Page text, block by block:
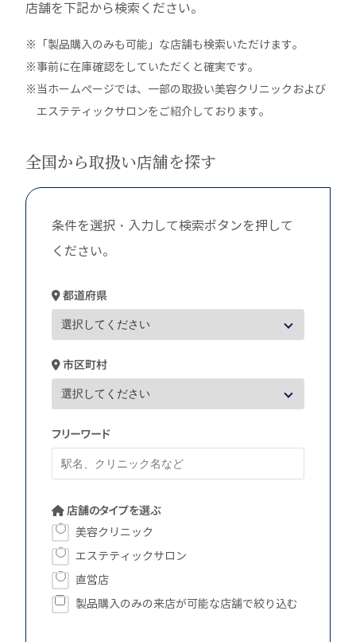
店舗を下記から検索ください。
※「製品購入のみも可能」な店舗も検索いただけます。
※事前に在庫確認をしていただくと確実です。
※当ホームぺージでは、一部の取扱い美容クリニックおよび
エステティックサロンをご紹介しております。
全国から取扱い店舗を探す
条件を選択・入力して検索ボタンを押して
ください。
都道府県
市区町村
フリーワード
店舗のタイプを選ぶ
美容クリニック
エステティックサロン
直営店
製品購入のみの来店が可能な店舗で絞り込む